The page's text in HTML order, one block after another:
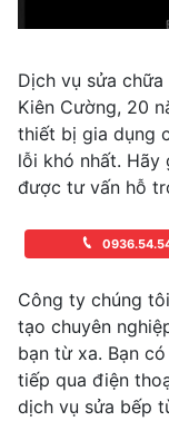
Dịch vụ sửa
Kiên Cường, 20
thiết bị gia dụng
lỗi khó nhất. Hãy
được tư vấn hỗ
Công ty chúng
tạo chuyên
bạn từ xa. Bạn
tiếp qua điện
dịch vụ sửa bếp